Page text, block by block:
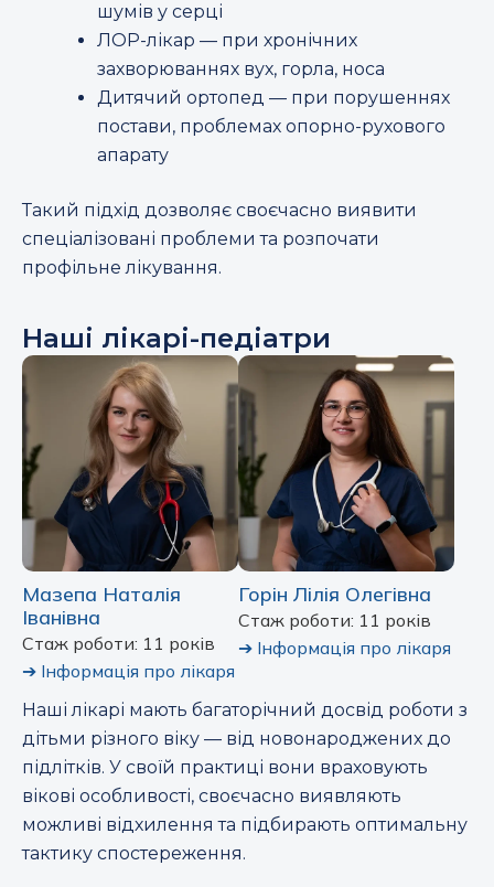
шумів у серці
ЛОР-лікар — при хронічних
захворюваннях вух, горла, носа
Дитячий ортопед — при порушеннях
постави, проблемах опорно-рухового
апарату
Такий підхід дозволяє своєчасно виявити
спеціалізовані проблеми та розпочати
профільне лікування.
Наші лікарі-педіатри
Мазепа Наталія
Іванівна
Стаж роботи: 11 років
➔ Інформація про лікаря
Горін Лілія Олегівна
Стаж роботи: 11 років
➔ Інформація про лікаря
Наші лікарі мають багаторічний досвід роботи з
дітьми різного віку — від новонароджених до
підлітків. У своїй практиці вони враховують
вікові особливості, своєчасно виявляють
можливі відхилення та підбирають оптимальну
тактику спостереження.